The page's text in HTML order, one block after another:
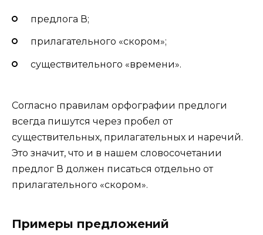
предлога В;
прилагательного «скором»;
существительного «времени».
Согласно правилам орфографии предлоги
всегда пишутся через пробел от
существительных, прилагательных и наречий.
Это значит, что и в нашем словосочетании
предлог В должен писаться отдельно от
прилагательного «скором».
Примеры предложений